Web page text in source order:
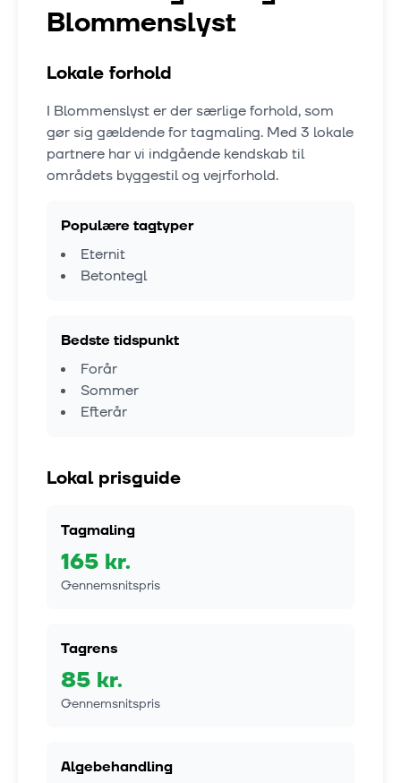
Blommenslyst
Lokale forhold
I Blommenslyster der særlige forhold, som
gør sig gældende for tagmaling. Med 3 lokale
partnere har vi indgående kendskab til
områdets byggestil og vejrforhold.
Populære tagtyper
Eternit
Betontegl
Bedste tidspunkt
Forår
Sommer
Efterår
Lokal prisguide
Tagmaling
165 kr.
Gennemsnitspris
Tagrens
85 kr.
Gennemsnitspris
Algebehandling